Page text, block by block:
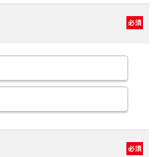
必須
必須